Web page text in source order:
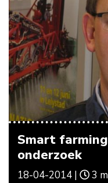
Smart
onderzoek
18-04-2014 | 3